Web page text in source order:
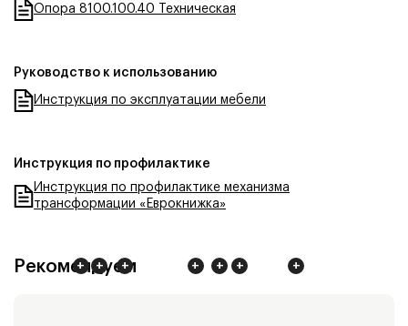
Опора 8100.100.40 Техническая
Руководство к использованию
Инструкция по эксплуатации мебели
Инструкция по профилактике
Инструкция по профилактике механизма
трансформации «Еврокнижка»
+ + +
+ +
+ +
Рекомендуем